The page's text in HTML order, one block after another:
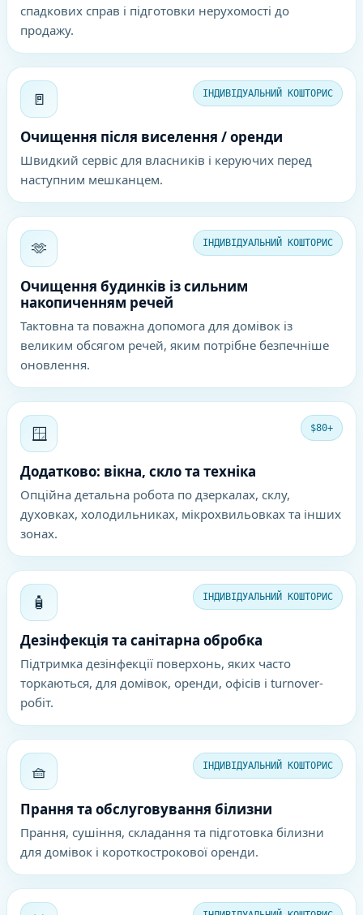
спадкових справ і підготовки нерухомості до
продажу.
🚪 ІНДИВІДУАЛЬНИЙ КОШТОРИС
Очищення після виселення / оренди
Швидкий сервіс для власників і керуючих перед
наступним мешканцем.
🫶 ІНДИВІДУАЛЬНИЙ КОШТОРИС
Очищення будинків із сильним
накопиченням речей
Тактовна та поважна допомога для домівок із
великим обсягом речей, яким потрібне безпечніше
оновлення.
🪟 $80+
Додатково: вікна, скло та техніка
Опційна детальна робота по дзеркалах, склу,
духовках, холодильниках, мікрохвильовках та інших
зонах.
🧴 ІНДИВІДУАЛЬНИЙ КОШТОРИС
Дезінфекція та санітарна обробка
Підтримка дезінфекції поверхонь, яких часто
торкаються, для домівок, оренди, офісів і turnover-
робіт.
🧺 ІНДИВІДУАЛЬНИЙ КОШТОРИС
Прання та обслуговування білизни
Прання, сушіння, складання та підготовка білизни
для домівок і короткострокової оренди.